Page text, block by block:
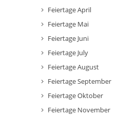
Feiertage April
Feiertage Mai
Feiertage Juni
Feiertage July
Feiertage August
Feiertage September
Feiertage Oktober
Feiertage November